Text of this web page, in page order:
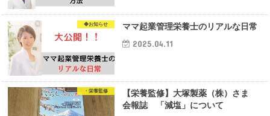
◆お知らせ ママ起業管理栄養士のリアルな日常
2025.04.11
・栄養監修
【栄養監修】大塚製薬（株）さま
会報誌 「減塩」について